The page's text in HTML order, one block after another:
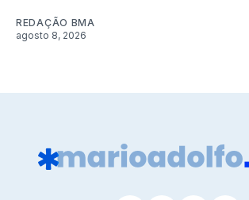
REDAÇÃO BMA
agosto 8, 2026